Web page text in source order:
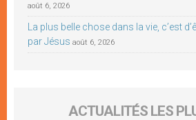
août 6, 2026
La plus belle chose dans la vie, c’est
par Jésus août 6, 2026
ACTUALITÉS LES